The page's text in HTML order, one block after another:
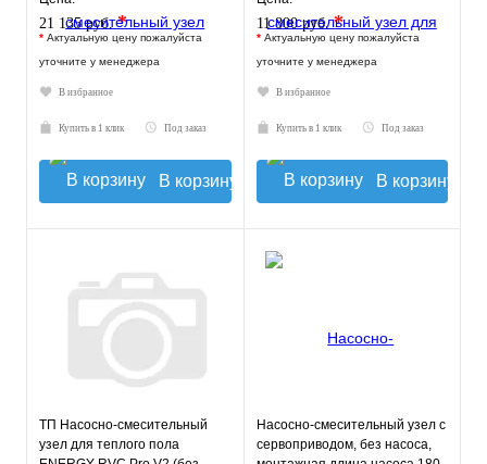
21 135 руб.*
* Актуальную цену пожалуйста
уточните у менеджера
В избранное
Купить в 1 клик Под заказ
В корзину
11 800 руб.*
* Актуальную цену пожалуйста
уточните у менеджера
В избранное
Купить в 1 клик Под заказ
В корзину
ТП Насосно-смесительный
узел для теплого пола
Насосно-смесительный узел с
сервоприводом, без насоса,